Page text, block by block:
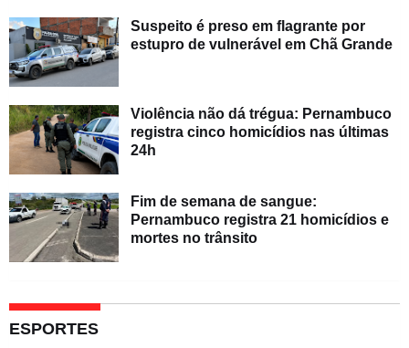
Suspeito é preso em flagrante por
estupro de vulnerável em Chã Grande
Violência não dá trégua: Pernambuco
registra cinco homicídios nas últimas
24h
Fim de semana de sangue:
Pernambuco registra 21 homicídios e
mortes no trânsito
ESPORTES